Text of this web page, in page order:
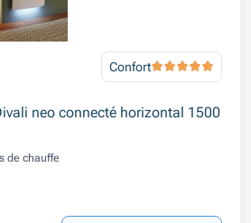
Confort
neo connecté horizontal 1500
de chauffe